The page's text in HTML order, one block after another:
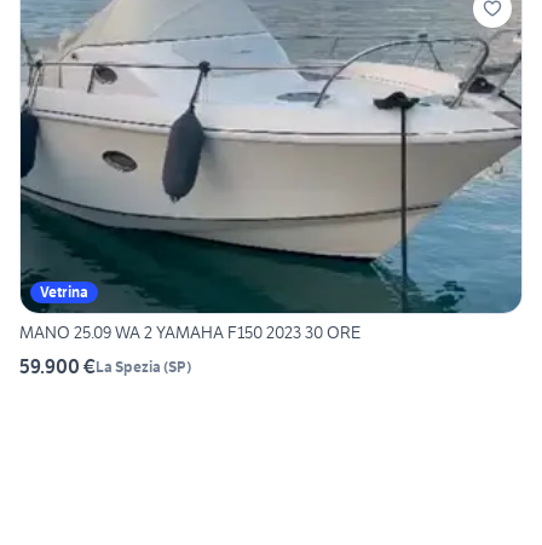
Vetrina
MANO 25.09 WA 2 YAMAHA F150 2023 30 ORE
59.900 €La Spezia (SP)